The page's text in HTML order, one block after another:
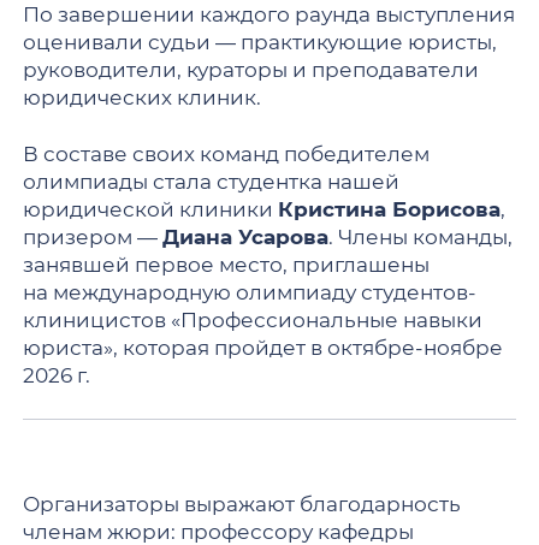
По завершении каждого раунда выступления
оценивали судьи — практикующие юристы,
руководители, кураторы и преподаватели
юридических клиник.
В составе своих команд победителем
олимпиады стала студентка нашей
юридической клиники Кристина Борисова,
призером —Диана Усарова. Члены команды,
занявшей первое место, приглашены
на международную олимпиаду студентов-
клиницистов «Профессиональные навыки
юриста», которая пройдет в октябре-ноябре
2026 г.
Организаторы выражают благодарность
членам жюри: профессору кафедры